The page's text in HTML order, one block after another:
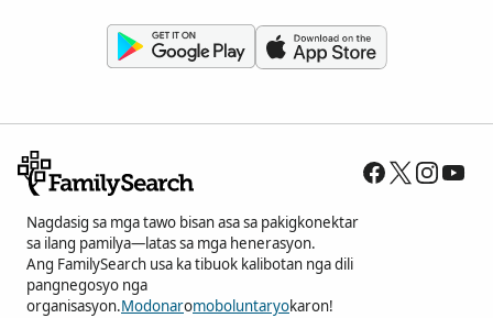
Nagdasig sa mga tawo bisan asa sa pakigkonektar
sa ilang pamilya—latas sa mga henerasyon.
Ang FamilySearch usa ka tibuok kalibotan nga dili
pangnegosyo nga
organisasyon.Modonaromoboluntaryokaron!